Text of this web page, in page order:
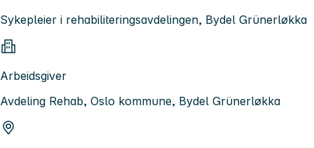
Sykepleier i rehabiliteringsavdelingen, Bydel Grünerløkka
Arbeidsgiver
Avdeling Rehab, Oslo kommune, Bydel Grünerløkka